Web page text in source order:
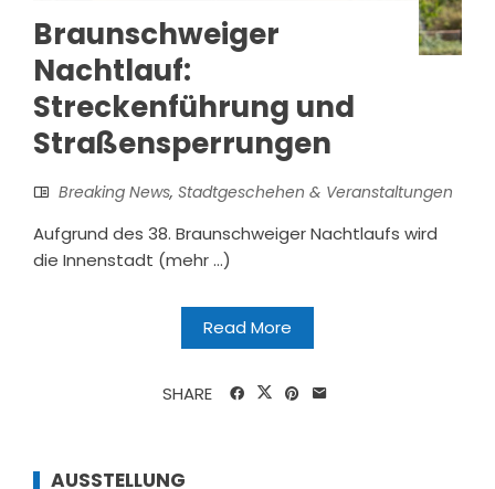
Braunschweiger
Nachtlauf:
Streckenführung und
Straßensperrungen
Breaking News, Stadtgeschehen & Veranstaltungen
Aufgrund des 38. Braunschweiger Nachtlaufs wird
die Innenstadt (mehr …)
Read More
SHARE
AUSSTELLUNG